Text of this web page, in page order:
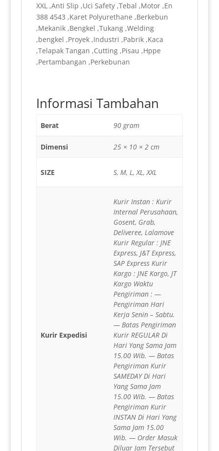
XXL ,Anti Slip ,Uci Safety ,Tebal ,Motor ,En
388 4543 ,Karet Polyurethane ,Berkebun
,Mekanik ,Bengkel ,Tukang ,Welding
,bengkel ,Proyek ,Industri ,Pabrik ,Kaca
,Telapak Tangan ,Cutting ,Pisau ,Hppe
,Pertambangan ,Perkebunan
Informasi Tambahan
Berat 90 gram
Dimensi 25 × 10 × 2 cm
SIZE S, M, L, XL, XXL
Kurir Expedisi
Kurir Instan : Kurir
Internal Perusahaan,
Gosent, Grab,
Deliveree, Lalamove
Kurir Regular : JNE
Express, J&T Express,
SAP Express Kurir
Kargo : JNE Kargo, JT
Kargo Waktu
Pengiriman : —
Pengiriman Hari
Kerja Senin – Sabtu.
— Batas Pengiriman
Kurir REGULAR Di
Hari Yang Sama Jam
15.00 Wib. — Batas
Pengiriman Kurir
SAMEDAY Di Hari
Yang Sama Jam
15.00 Wib. — Batas
Pengiriman Kurir
INSTAN Di Hari Yang
Sama Jam 15.00
Wib. — Order Masuk
Diluar Jam Tersebut